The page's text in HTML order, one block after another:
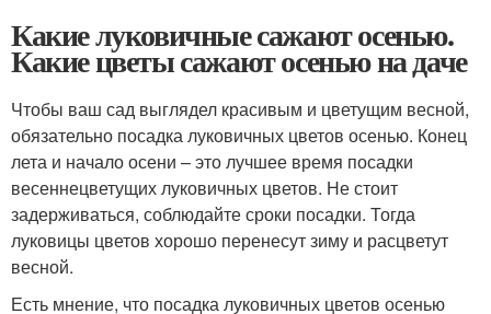
Какие луковичные сажают осенью.
Какие цветы сажают осенью на даче
Чтобы ваш сад выглядел красивым и цветущим весной,
обязательно посадка луковичных цветов осенью. Конец
лета и начало осени – это лучшее время посадки
весеннецветущих луковичных цветов. Не стоит
задерживаться, соблюдайте сроки посадки. Тогда
луковицы цветов хорошо перенесут зиму и расцветут
весной.
Есть мнение, что посадка луковичных цветов осенью